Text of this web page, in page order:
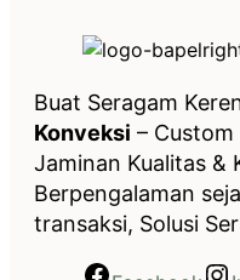
Buat Seragam
Konveksi – Custom
Jaminan Kualitas &
Berpengalaman
transaksi, Solusi